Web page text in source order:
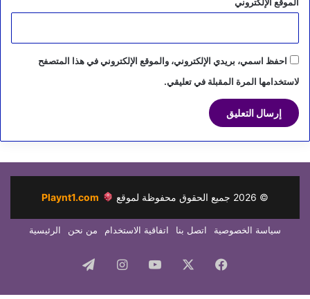
احفظ اسمي، بريدي الإلكتروني، والموقع الإلكتروني في هذا المتصفح
لاستخدامها المرة المقبلة في تعليقي.
©
2026 جميع الحقوق محفوظة لموقع Playnt1.com
سياسة الخصوصية اتصل بنا اتفاقية الاستخدام من نحن الرئيسية
فيسبوك ‫YouTubeانستقرامتيلقرام